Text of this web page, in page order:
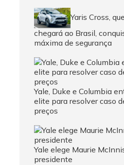
Yaris Cross,
chegará ao Brasil,
máxima de segurança
Yale, Duke e Columbia
elite para resolver caso
preços
Yale elege Maurie
presidente